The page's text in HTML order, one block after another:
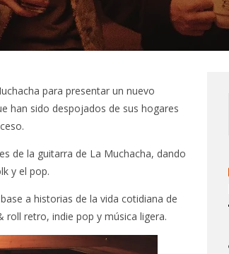
para presentar un nuevo
han sido despojados de sus hogares
de la guitarra de La Muchacha, dando
y el pop.
a historias de la vida cotidiana de
roll retro, indie pop y música ligera.